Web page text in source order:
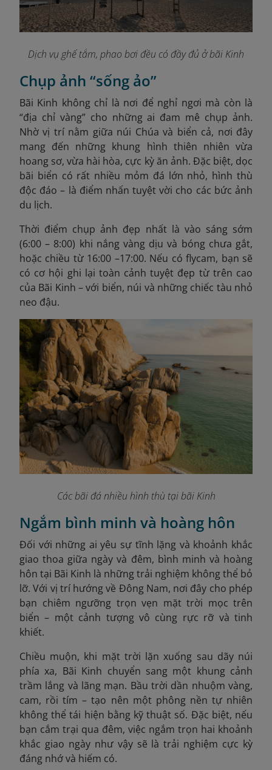
Dịch vụ ghế tắm, phao bơi đều có đầy đủ ở bãi Kinh
Chụp ảnh “sống ảo”
Bãi Kinh không chỉ là nơi để nghỉ ngơi mà còn là
“địa chỉ vàng” cho những ai đam mê chụp ảnh.
Nhờ vị trí nằm giữa núi Chúa và biển cả, nơi đây
mang đến những khung hình thiên nhiên vừa
hoang sơ, vừa hài hòa, cực kỳ ăn ảnh. Đặc biệt, dọc
bãi biển có rất nhiều mỏm đá lớn nhỏ, hình thù
độc đáo – là điểm nhấn tuyệt vời cho các bức ảnh
du lịch.
Thời điểm chụp ảnh đẹp nhất là vào sáng sớm
(6:00 – 8:00) khi nắng vàng dịu và bóng chưa gắt,
hoặc chiều từ 16:00 –17:00. Nếu có flycam, bạn sẽ
có cơ hội ghi lại toàn cảnh tuyệt đẹp từ trên cao
của Bãi Kinh – với biển, núi và những chiếc tàu nhỏ
neo đậu.
Các bãi đá nhiều hình thù tại bãi Kinh
Ngắm bình minh và hoàng hôn
Đối với những ai yêu sự tĩnh lặng và khoảnh khắc
giao thoa giữa ngày và đêm, bình minh và hoàng
hôn tại Bãi Kinh là những trải nghiệm không thể bỏ
lỡ. Với vị trí hướng về Đông Nam, nơi đây cho phép
bạn chiêm ngưỡng trọn vẹn mặt trời mọc trên
biển – một cảnh tượng vô cùng rực rỡ và tinh
khiết.
Chiều muộn, khi mặt trời lặn xuống sau dãy núi
phía xa, Bãi Kinh chuyển sang một khung cảnh
trầm lắng và lãng mạn. Bầu trời dần nhuộm vàng,
cam, rồi tím – tạo nên một phông nền tự nhiên
không thể tái hiện bằng kỹ thuật số. Đặc biệt, nếu
bạn cắm trại qua đêm, việc ngắm trọn hai khoảnh
khắc giao ngày như vậy sẽ là trải nghiệm cực kỳ
đáng nhớ và hiếm có.